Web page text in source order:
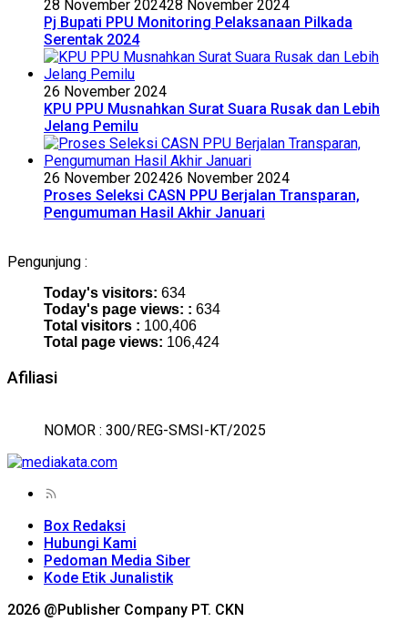
28 November 202428 November 2024
Pj Bupati PPU Monitoring Pelaksanaan Pilkada
Serentak 2024
26 November 2024
KPU PPU Musnahkan Surat Suara Rusak dan Lebih
Jelang Pemilu
26 November 202426 November 2024
Proses Seleksi CASN PPU Berjalan Transparan,
Pengumuman Hasil Akhir Januari
Pengunjung :
Today's visitors: 634
Today's page views: : 634
Total visitors : 100,406
Total page views: 106,424
Afiliasi
NOMOR : 300/REG-SMSI-KT/2025
Box Redaksi
Hubungi Kami
Pedoman Media Siber
Kode Etik Junalistik
2026 @Publisher Company PT. CKN